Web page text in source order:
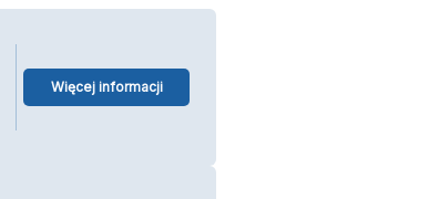
Więcej informacji